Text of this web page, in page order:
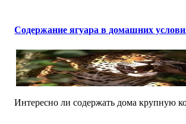
Содержание ягуара в домашних
Интересно ли содержать дома крупную